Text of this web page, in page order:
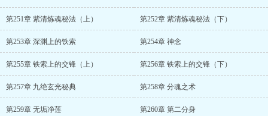
第251章 紫清炼魂秘法（上） 第252章 紫清炼魂秘法（下）
第253章 深渊上的铁索 第254章 神念
第255章 铁索上的交锋（上） 第256章 铁索上的交锋（下）
第257章 九绝玄光秘典 第258章 分魂之术
第259章 无垢净莲 第260章 第二分身